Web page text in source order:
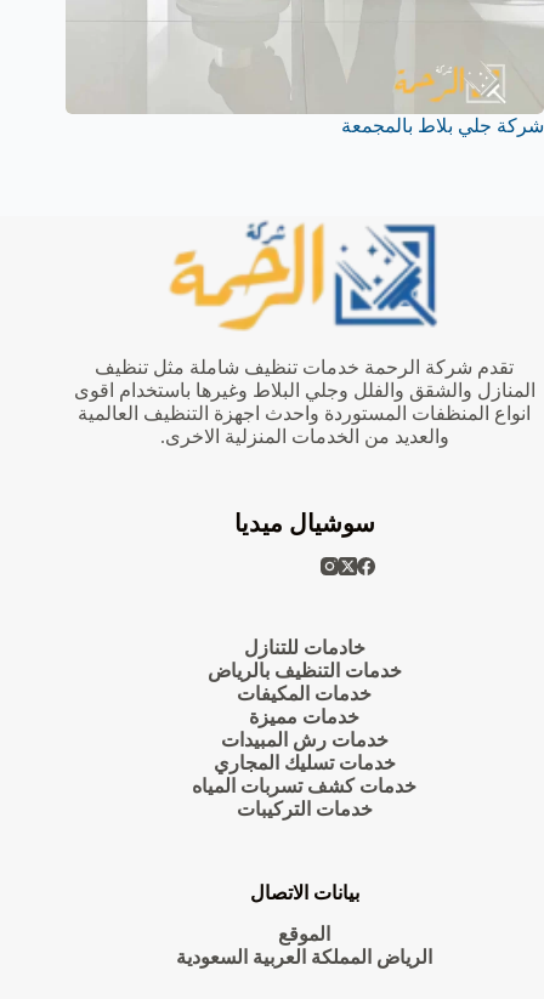
شركة جلي بلاط بالمجمعة‏
تقدم شركة الرحمة خدمات تنظيف شاملة مثل تنظيف
المنازل والشقق والفلل وجلي البلاط وغيرها باستخدام اقوى
انواع المنظفات المستوردة واحدث اجهزة التنظيف العالمية
والعديد من الخدمات المنزلية الاخرى.
سوشيال ميديا
خادمات للتنازل
خدمات التنظيف بالرياض
خدمات المكيفات
خدمات مميزة
خدمات رش المبيدات
خدمات تسليك المجاري
خدمات كشف تسربات المياه
خدمات التركيبات
بيانات الاتصال
الموقع
الرياض المملكة العربية السعودية